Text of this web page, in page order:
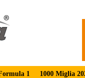
1 1000 Miglia